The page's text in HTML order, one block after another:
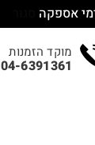
מוקד הזמנות
04-6391361